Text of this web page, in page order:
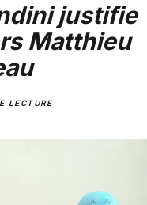
justifie
Matthieu
LECTURE